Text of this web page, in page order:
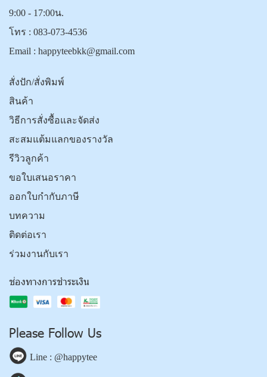
9:00 - 17:00น.
โทร : 083-073-4536
Email : happyteebkk@gmail.com
สั่งปัก/สั่งพิมพ์
สินค้า
วิธีการสั่งซื้อและจัดส่ง
สะสมแต้มแลกของรางวัล
รีวิวลูกค้า
ขอใบเสนอราคา
ออกใบกำกับภาษี
บทความ
ติดต่อเรา
ร่วมงานกับเรา
ช่องทางการชำระเงิน
Please Follow Us
Line : @happytee